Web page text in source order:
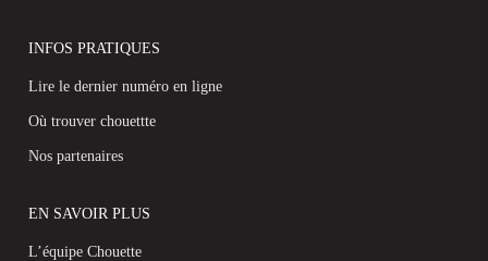
INFOS PRATIQUES
Lire le dernier numéro en ligne
Où trouver chouettte
Nos partenaires
EN SAVOIR PLUS
L’équipe Chouette